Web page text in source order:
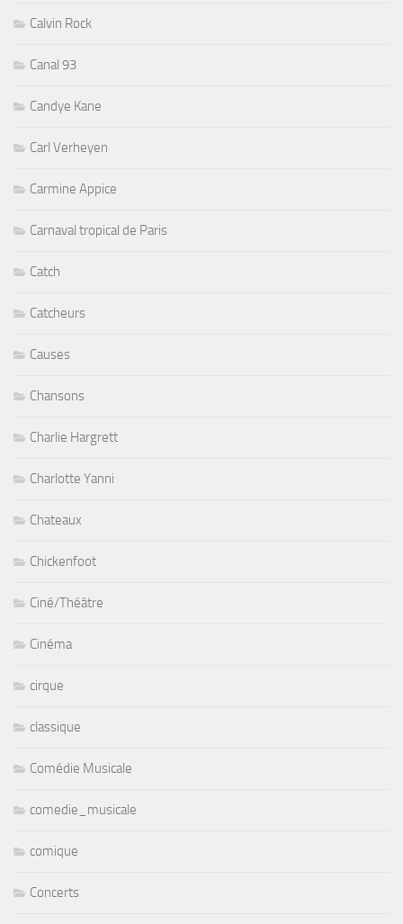
Calvin Rock
Canal 93
Candye Kane
Carl Verheyen
Carmine Appice
Carnaval tropical de Paris
Catch
Catcheurs
Causes
Chansons
Charlie Hargrett
Charlotte Yanni
Chateaux
Chickenfoot
Ciné/Théâtre
Cinéma
cirque
classique
Comédie Musicale
comedie_musicale
comique
Concerts